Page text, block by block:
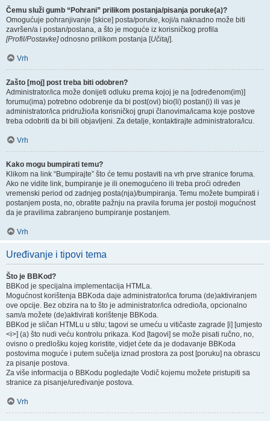
Čemu služi gumb “Pohrani” prilikom postanja/pisanja poruke(a)?
Omogućuje pohranjivanje [skice] posta/poruke, koji/a naknadno može biti
završen/a i postan/poslana, a što je moguće iz korisničkog profila
[Profil/Postavke]odnosno prilikom postanja [Učitaj].
Vrh
Zašto [moj] post treba biti odobren?
Administrator/ica može donijeti odluku prema kojoj je na [određenom(im)]
forumu(ima) potrebno odobrenje da bi post(ovi) bio(li) postan(i) ili vas je
administrator/ica pridružio/la korisničkoj grupi članovima/icama koje postove
treba odobriti da bi bili objavljeni. Za detalje, kontaktirajte administratora/icu.
Vrh
Kako mogu bumpirati temu?
Klikom na link “Bumpirajte” što će temu postaviti na vrh prve stranice foruma.
Ako ne vidite link, bumpiranje je ili onemogućeno ili treba proći određen
vremenski period od zadnjeg posta(nja)/bumpiranja. Temu možete bumpirati i
postanjem posta, no, obratite pažnju na pravila foruma jer postoji mogućnost
da je pravilima zabranjeno bumpiranje postanjem.
Vrh
Uređivanje i tipovi tema
Što je BBKod?
BBKod je specijalna implementacija HTMLa.
Mogućnost korištenja BBKoda daje administrator/ica foruma (de)aktiviranjem
ove opcije. Bez obzira na to što je administrator/ica odredio/la, opcionalno
sam/a možete (de)aktivirati korištenje BBKoda.
BBKod je sličan HTMLu u stilu; tagovi se umeću u vitičaste zagrade [i] [umjesto
<i>] (a) što nudi veću kontrolu prikaza. Kod [tagovi] se može pisati ručno, no,
ovisno o predlošku kojeg koristite, vidjet ćete da je dodavanje BBKoda
postovima moguće i putem sučelja iznad prostora za post [poruku] na obrascu
za pisanje postova.
Za više informacija o BBKodu pogledajte Vodič kojemu možete pristupiti sa
stranice za pisanje/uređivanje postova.
Vrh